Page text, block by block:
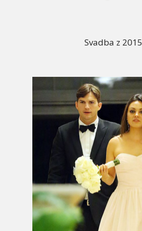
Svadba z 2015